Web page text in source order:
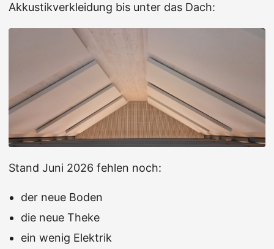
Akkustikverkleidung bis unter das Dach:
Stand Juni 2026 fehlen noch:
der neue Boden
die neue Theke
ein wenig Elektrik